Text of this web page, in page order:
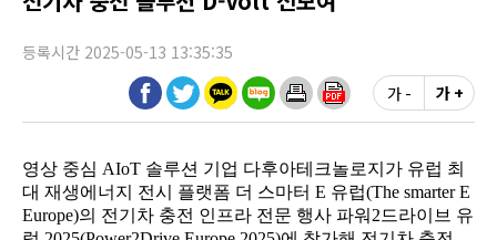
등록시간 2025-05-13 13:35:35
가 -
가 +